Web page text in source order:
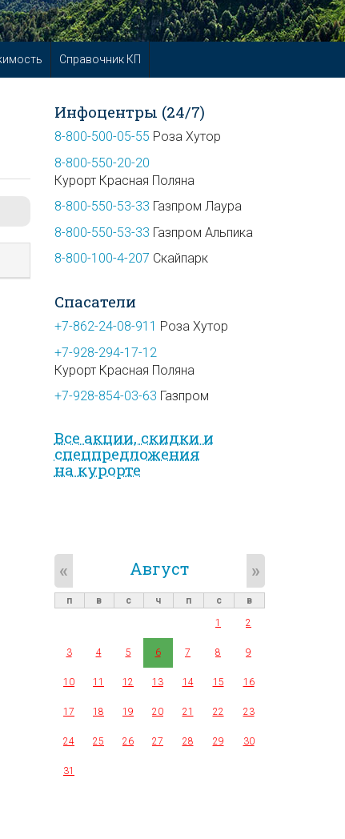
Справочник КП
Инфоцентры (24/7)
8-800-500-05-55 Роза Хутор
8-800-550-20-20
Курорт Красная Поляна
8-800-550-53-33 Газпром Лаура
8-800-550-53-33 Газпром Альпика
8-800-100-4-207 Скайпарк
Спасатели
+7-862-24-08-911 Роза Хутор
+7-928-294-17-12
Курорт Красная Поляна
+7-928-854-03-63 Газпром
Все акции, скидки и
спец­предложе­ния
на курорте
Август
« »
п в с ч п с
в
1
2
3 4 5 6 7 8 9
10 11 12 13 14 15 16
17 18 19 20 21 22 23
24 25 26 27 28 29 30
31